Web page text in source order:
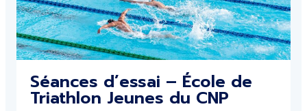
Séances d’essai – École de
Triathlon Jeunes du CNP